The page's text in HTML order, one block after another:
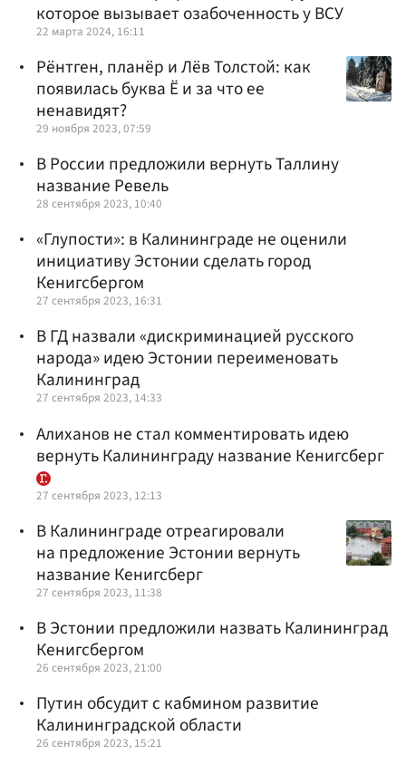
которое вызывает озабоченность у ВСУ
22 марта 2024, 16:11
Рёнтген, планёр и Лёв Толстой: как
появилась буква Ё и за что ее
ненавидят?
29 ноября 2023, 07:59
В России предложили вернуть Таллину
название Ревель
28 сентября 2023, 10:40
«Глупости»: в Калининграде не оценили
инициативу Эстонии сделать город
Кенигсбергом
27 сентября 2023, 16:31
В ГД назвали «дискриминацией русского
народа» идею Эстонии переименовать
Калининград
27 сентября 2023, 14:33
Алиханов не стал комментировать идею
вернуть Калининграду название Кенигсберг
27 сентября 2023, 12:13
В Калининграде отреагировали
на предложение Эстонии вернуть
название Кенигсберг
27 сентября 2023, 11:38
В Эстонии предложили назвать Калининград
Кенигсбергом
26 сентября 2023, 21:00
Путин обсудит с кабмином развитие
Калининградской области
26 сентября 2023, 15:21